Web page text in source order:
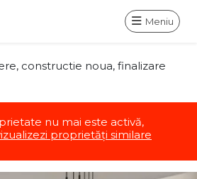
Meniu
constructie noua, finalizare
nu mai este activă,
proprietăți similare